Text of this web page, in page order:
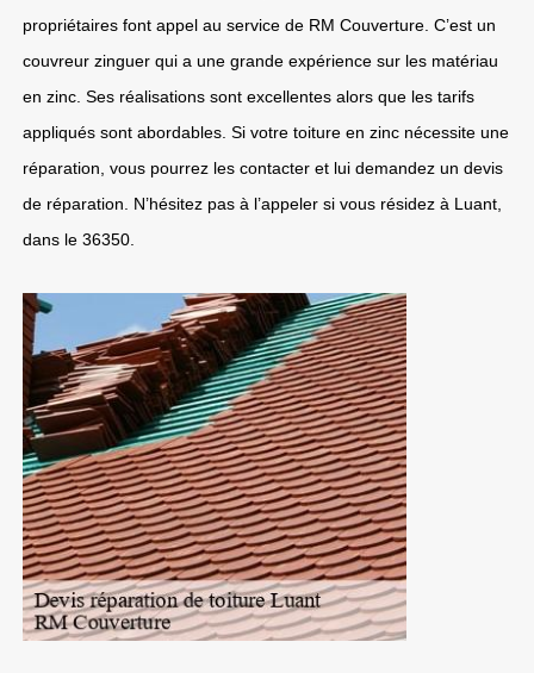
propriétaires font appel au service de RM Couverture. C’est un
couvreur zinguer qui a une grande expérience sur les matériau
en zinc. Ses réalisations sont excellentes alors que les tarifs
appliqués sont abordables. Si votre toiture en zinc nécessite une
réparation, vous pourrez les contacter et lui demandez un devis
de réparation. N’hésitez pas à l’appeler si vous résidez à Luant,
dans le 36350.